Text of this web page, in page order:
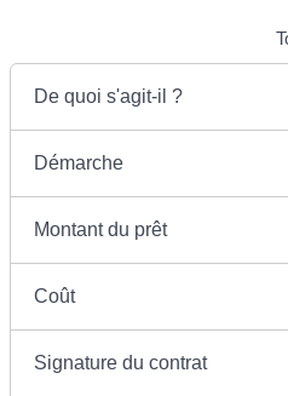
De quoi s'agit-il ?
Démarche
Montant du prêt
Coût
Signature du contrat